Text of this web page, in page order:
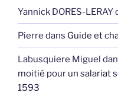
Yannick DORES-LERAY
Pierre dans Guide et
Labusquiere Miguel
moitié pour un salariat
1593